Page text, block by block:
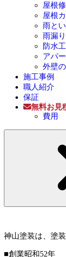
屋根
屋根
雨と
雨漏
防水
アパ
外壁
施工事例
職人紹介
保証
無料お見
費用
神山塗装は、塗
■創業昭和52年